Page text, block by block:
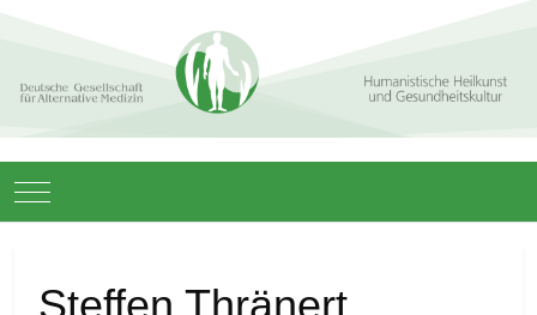
Mobile Menu Toggle
Steffen Thränert